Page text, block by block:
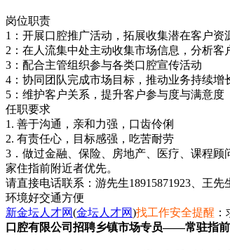
岗位职责
1：开展口腔推广活动，拓展收集潜在客户
2：在人流集中处主动收集市场信息，分析客
3：配合主管组织参与各类口腔宣传活动
4：协同团队完成市场目标，推动业务持续增
5：维护客户关系，提升客户参与度与满意度
任职要求
1. 善于沟通，亲和力强，口齿伶俐
2. 有责任心，目标感强，吃苦耐劳
3．做过金融、保险、房地产、医疗、课程顾
家住指前附近者优先。
请直接电话联系：游先生18915871923、王先
环境好交通方便
新金坛人才网(金坛人才网)找工作安全提醒
口腔有限公司招聘乡镇市场专员——常驻指